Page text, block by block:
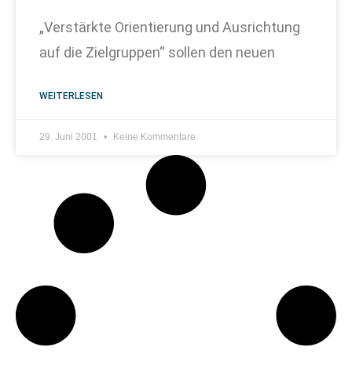
„Verstärkte Orientierung und Ausrichtung
auf die Zielgruppen“ sollen den neuen
WEITERLESEN
29. Juni 2001 Keine Kommentare